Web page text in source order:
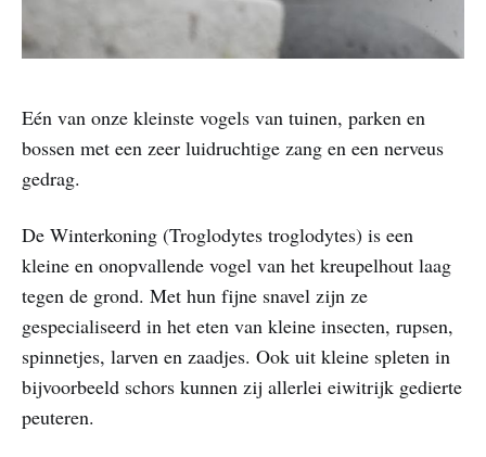
Eén van onze kleinste vogels van tuinen, parken en
bossen met een zeer luidruchtige zang en een nerveus
gedrag.
De Winterkoning (Troglodytes troglodytes) is een
kleine en onopvallende vogel van het kreupelhout laag
tegen de grond. Met hun fijne snavel zijn ze
gespecialiseerd in het eten van kleine insecten, rupsen,
spinnetjes, larven en zaadjes. Ook uit kleine spleten in
bijvoorbeeld schors kunnen zij allerlei eiwitrijk gedierte
peuteren.